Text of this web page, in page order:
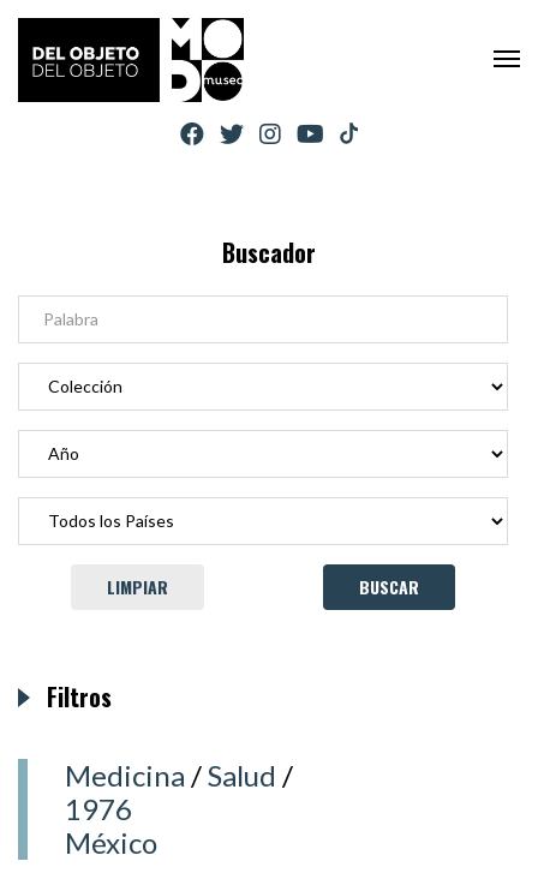
Buscador
LIMPIAR
Medicina /Salud /
1976
México
Filtros